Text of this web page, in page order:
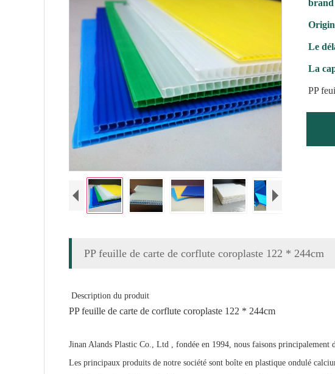
brand
Le
La
PP
PP feuille de carte de corflute coroplaste 122 * 244cm
Description du produit
PP feuille de carte de corflute coroplaste 122 * 244cm
Jinan Alands Plastic Co., Ltd , fondée en 1994, nous faisons
Les principaux produits de notre société sont boîte en plastique ondulé